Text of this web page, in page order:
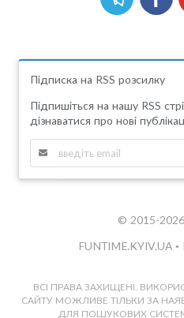
Підписка на RSS розсилку
Підпишіться на нашу RSS
дізнаватися про нові
© 2015-
FUNTIME.KYIV.UA •
ВСІ ПРАВА ЗАХИЩЕНІ.
САЙТУ МОЖЛИВЕ ТІЛЬКИ ЗА
ДЛЯ ПОШУКОВИХ